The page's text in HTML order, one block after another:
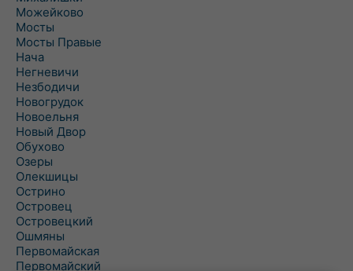
Можейково
Мосты
Мосты Правые
Нача
Негневичи
Незбодичи
Новогрудок
Новоельня
Новый Двор
Обухово
Озеры
Олекшицы
Острино
Островец
Островецкий
Ошмяны
Первомайская
Первомайский